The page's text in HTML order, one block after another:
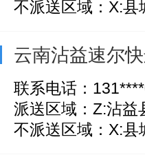
不派送区域：X:县
云南沾益速尔
联系电话：
派送区域：Z:沾益
不派送区域：X:县